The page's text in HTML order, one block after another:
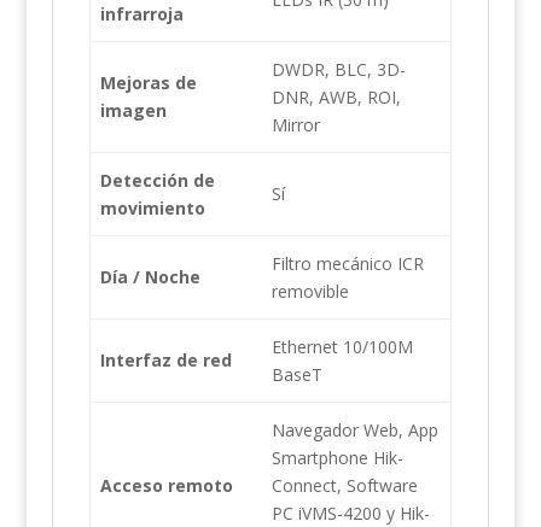
infrarroja
Mejoras de
imagen
DWDR, BLC, 3D-
DNR, AWB, ROI,
Mirror
Detección de
movimiento
Sí
Día / Noche
Filtro mecánico ICR
removible
Interfaz de red
Ethernet 10/100M
BaseT
Acceso remoto
Navegador Web, App
Smartphone Hik-
Connect, Software
PC iVMS-4200 y Hik-